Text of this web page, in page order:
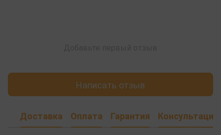
Написать отзыв
Доставка Оплата Гарантия Консультация